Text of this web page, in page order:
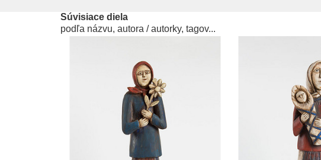
Súvisiace diela
podľa názvu, autora / autorky, tagov...